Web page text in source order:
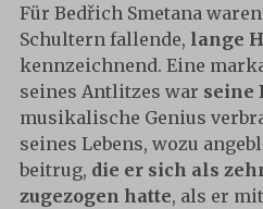
Für Bedřich Smetana waren
Schultern fallende, lange
kennzeichnend. Eine
seines Antlitzes war seine
musikalische Genius
seines Lebens, wozu
beitrug, die er sich als
zugezogen hatte, als er